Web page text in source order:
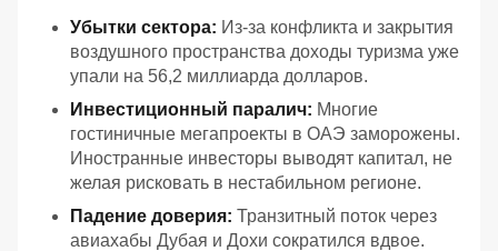
Убытки сектора: Из-за конфликта и закрытия
воздушного пространства доходы туризма уже
упали на 56,2 миллиарда долларов.
Инвестиционный паралич: Многие
гостиничные мегапроекты в ОАЭ заморожены.
Иностранные инвесторы выводят капитал, не
желая рисковать в нестабильном регионе.
Падение доверия: Транзитный поток через
авиахабы Дубая и Дохи сократился вдвое.